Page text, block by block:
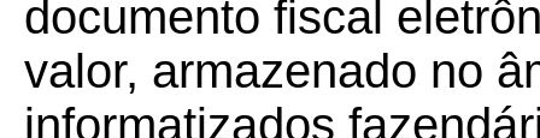
documento fiscal
valor, armazenado no
informatizados